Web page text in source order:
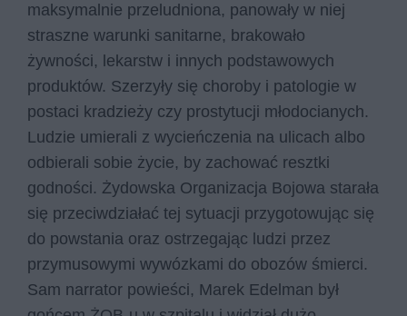
maksymalnie przeludniona, panowały w niej
straszne warunki sanitarne, brakowało
żywności, lekarstw i innych podstawowych
produktów. Szerzyły się choroby i patologie w
postaci kradzieży czy prostytucji młodocianych.
Ludzie umierali z wycieńczenia na ulicach albo
odbierali sobie życie, by zachować resztki
godności. Żydowska Organizacja Bojowa starała
się przeciwdziałać tej sytuacji przygotowując się
do powstania oraz ostrzegając ludzi przez
przymusowymi wywózkami do obozów śmierci.
Sam narrator powieści, Marek Edelman był